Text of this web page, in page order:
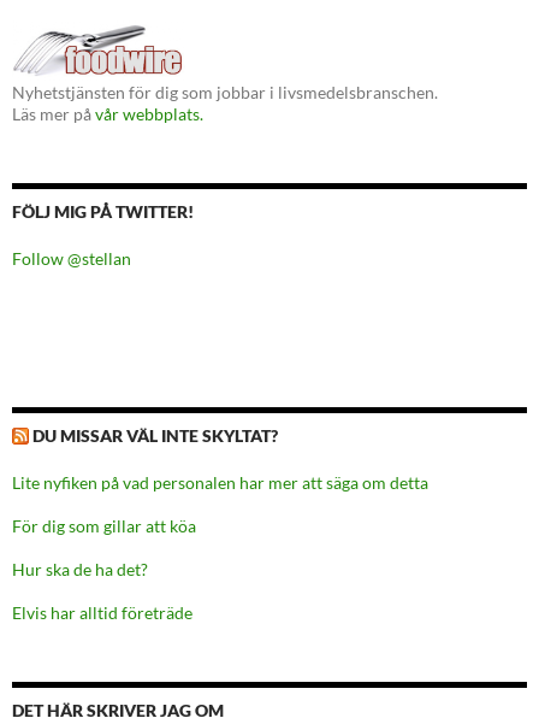
Nyhetstjänsten för dig som jobbar i livsmedelsbranschen.
Läs mer påvår webbplats.
FÖLJ MIG PÅ TWITTER!
Follow @stellan
DU MISSAR VÄL INTE SKYLTAT?
Lite nyfiken på vad personalen har mer att säga om detta
För dig som gillar att köa
Hur ska de ha det?
Elvis har alltid företräde
DET HÄR SKRIVER JAG OM